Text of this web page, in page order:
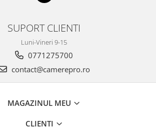
SUPORT CLIENTI
Luni-Vineri 9-15
0771275700
contact@camerepro.ro
MAGAZINUL MEU
CLIENTI